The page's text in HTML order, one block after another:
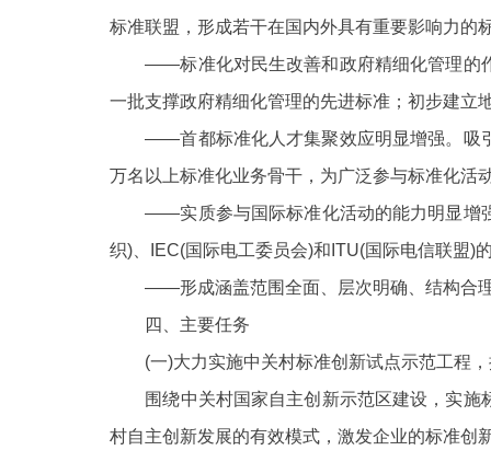
标准联盟，形成若干在国内外具有重要影响力的
——标准化对民生改善和政府精细化管理的
一批支撑政府精细化管理的先进标准；初步建立
——首都标准化人才集聚效应明显增强。吸
万名以上标准化业务骨干，为广泛参与标准化活
——实质参与国际标准化活动的能力明显增
织)、IEC(国际电工委员会)和ITU(国际电信联盟)
——形成涵盖范围全面、层次明确、结构合
四、主要任务
(一)大力实施中关村标准创新试点示范工程，
围绕中关村国家自主创新示范区建设，实施
村自主创新发展的有效模式，激发企业的标准创